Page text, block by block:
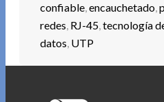
confiable,encauchetado,
redes, RJ-45,tecnología
datos, UTP